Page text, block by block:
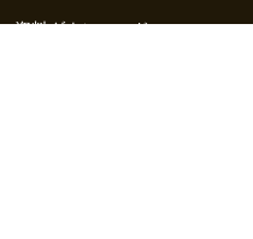
資料ダウンロード